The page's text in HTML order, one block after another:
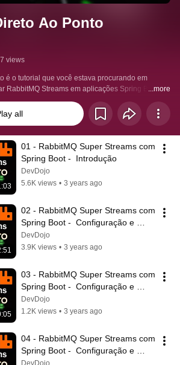
Ao Ponto
views
é o tutorial que você estava procurando em
RabbitMQ Streams em aplicações Spring Boot.
principais pontos.
...more
all
01 - RabbitMQ Super Streams com
Spring Boot -  Introdução
DevDojo
5.6K views • 3 years ago
02 - RabbitMQ Super Streams com
Spring Boot -  Configuração e
Setup part 01
DevDojo
3.9K views • 3 years ago
03 - RabbitMQ Super Streams com
Spring Boot -  Configuração e
Setup part 02
DevDojo
1.2K views • 3 years ago
04 - RabbitMQ Super Streams com
Spring Boot -  Configuração e
Setup part 03 - Final
DevDojo